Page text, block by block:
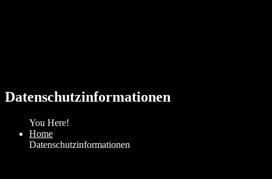
Datenschutzinformationen
You Here!
Home
Datenschutzinformationen